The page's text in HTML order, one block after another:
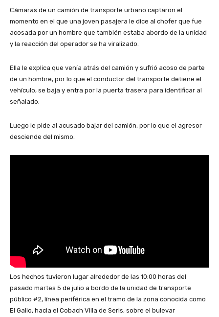
Cámaras de un camión de transporte urbano captaron el
momento en el que una joven pasajera le dice al chofer que fue
acosada por un hombre que también estaba abordo de la unidad
y la reacción del operador se ha viralizado.
Ella le explica que venía atrás del camión y sufrió acoso de parte
de un hombre, por lo que el conductor del transporte detiene el
vehículo, se baja y entra por la puerta trasera para identificar al
señalado.
Luego le pide al acusado bajar del camión, por lo que el agresor
desciende del mismo.
Los hechos tuvieron lugar alrededor de las 10:00 horas del
pasado martes 5 de julio a bordo de la unidad de transporte
público #2, línea periférica en el tramo de la zona conocida como
El Gallo, hacia el Cobach Villa de Seris, sobre el bulevar